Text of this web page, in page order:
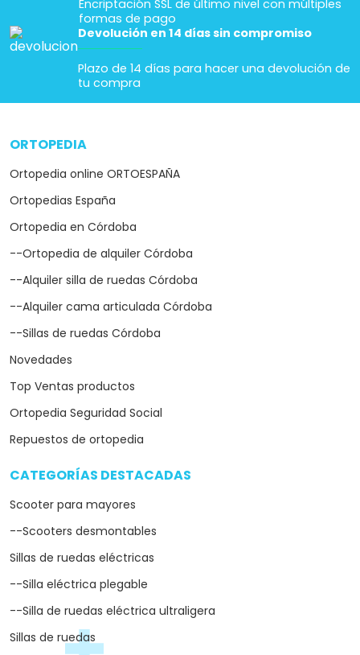
Encriptación SSL de último nivel con múltiples
formas de pago
Devolución en 14 días sin compromiso
Plazo de 14 días para hacer una devolución de
tu compra
ORTOPEDIA
Ortopedia online ORTOESPAÑA
Ortopedias España
Ortopedia en Córdoba
--Ortopedia de alquiler Córdoba
--Alquiler silla de ruedas Córdoba
--Alquiler cama articulada Córdoba
--Sillas de ruedas Córdoba
Novedades
Top Ventas productos
Ortopedia Seguridad Social
Repuestos de ortopedia
CATEGORÍAS DESTACADAS
Scooter para mayores
--Scooters desmontables
Sillas de ruedas eléctricas
--Silla eléctrica plegable
--Silla de ruedas eléctrica ultraligera
Sillas de ruedas